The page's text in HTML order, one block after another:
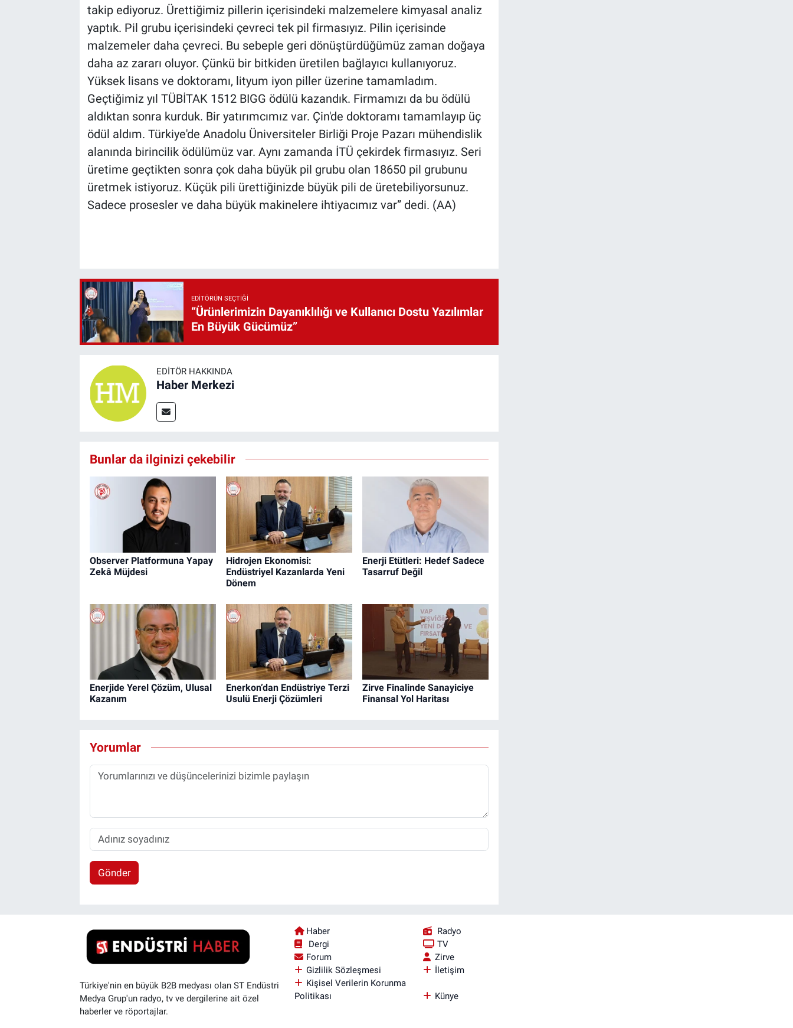
takip ediyoruz. Ürettiğimiz pillerin içerisindeki malzemelere kimyasal analiz
yaptık. Pil grubu içerisindeki çevreci tek pil firmasıyız. Pilin içerisinde
malzemeler daha çevreci. Bu sebeple geri dönüştürdüğümüz zaman doğaya
daha az zararı oluyor. Çünkü bir bitkiden üretilen bağlayıcı kullanıyoruz.
Yüksek lisans ve doktoramı, lityum iyon piller üzerine tamamladım.
Geçtiğimiz yıl TÜBİTAK 1512 BIGG ödülü kazandık. Firmamızı da bu ödülü
aldıktan sonra kurduk. Bir yatırımcımız var. Çin'de doktoramı tamamlayıp üç
ödül aldım. Türkiye'de Anadolu Üniversiteler Birliği Proje Pazarı mühendislik
alanında birincilik ödülümüz var. Aynı zamanda İTÜ çekirdek firmasıyız. Seri
üretime geçtikten sonra çok daha büyük pil grubu olan 18650 pil grubunu
üretmek istiyoruz. Küçük pili ürettiğinizde büyük pili de üretebiliyorsunuz.
Sadece prosesler ve daha büyük makinelere ihtiyacımız var” dedi. (AA)
EDITÖRÜN SEÇTIĞI
“Ürünlerimizin Dayanıklılığı ve Kullanıcı Dostu Yazılımlar
En Büyük Gücümüz”
EDITÖR HAKKINDA
Haber Merkezi
Bunlar da ilginizi çekebilir
Observer Platformuna Yapay
Zekâ Müjdesi
Hidrojen Ekonomisi:
Endüstriyel Kazanlarda Yeni
Dönem
Enerji Etütleri: Hedef Sadece
Tasarruf Değil
Enerjide Yerel Çözüm, Ulusal
Kazanım
Enerkon’dan Endüstriye Terzi
Usulü Enerji Çözümleri
Zirve Finalinde Sanayiciye
Finansal Yol Haritası
Yorumlar
Gönder
Türkiye'nin en büyük B2B medyası olan ST Endüstri
Medya Grup'un radyo, tv ve dergilerine ait özel
haberler ve röportajlar.
Haber
Radyo
Dergi
TV
Forum
Zirve
Gizlilik Sözleşmesi
İletişim
Kişisel Verilerin Korunma
Politikası
Künye